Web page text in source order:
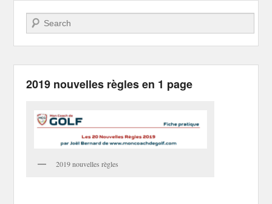
Recherche
2019 nouvelles règles en 1 page
2019 nouvelles règles